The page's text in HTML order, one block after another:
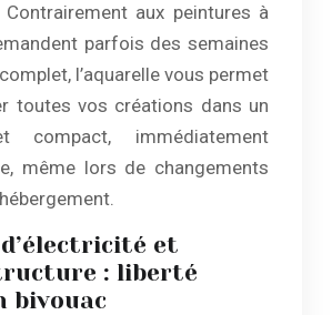
aux peintures à
parfois des semaines
l’aquarelle vous permet
toutes vos créations dans un
compact, immédiatement
même lors de changements
d’électricité et
: liberté
bivouac